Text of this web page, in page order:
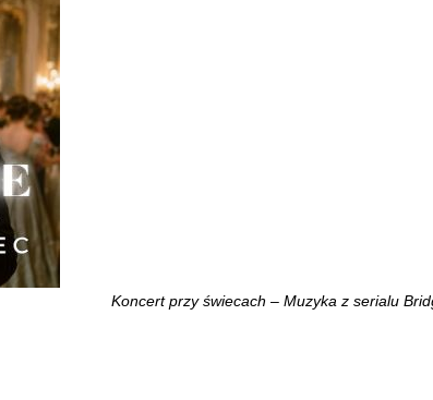
Koncert przy świecach – Muzyka z serialu